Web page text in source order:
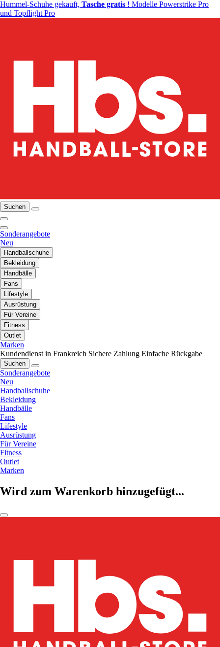
Hummel-Schuhe gekauft, Tasche gratis ! Modelle Powerstrike Pro
und Topflight Pro
Suchen
Sonderangebote
Neu
Handballschuhe
Bekleidung
Handbälle
Fans
Lifestyle
Ausrüstung
Für Vereine
Fitness
Outlet
Marken
Kundendienst in Frankreich Sichere Zahlung Einfache Rückgabe
Suchen
Sonderangebote
Neu
Handballschuhe
Bekleidung
Handbälle
Fans
Lifestyle
Ausrüstung
Für Vereine
Fitness
Outlet
Marken
Wird zum Warenkorb hinzugefügt...